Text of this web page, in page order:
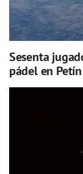
Sesenta
pádel en Petín